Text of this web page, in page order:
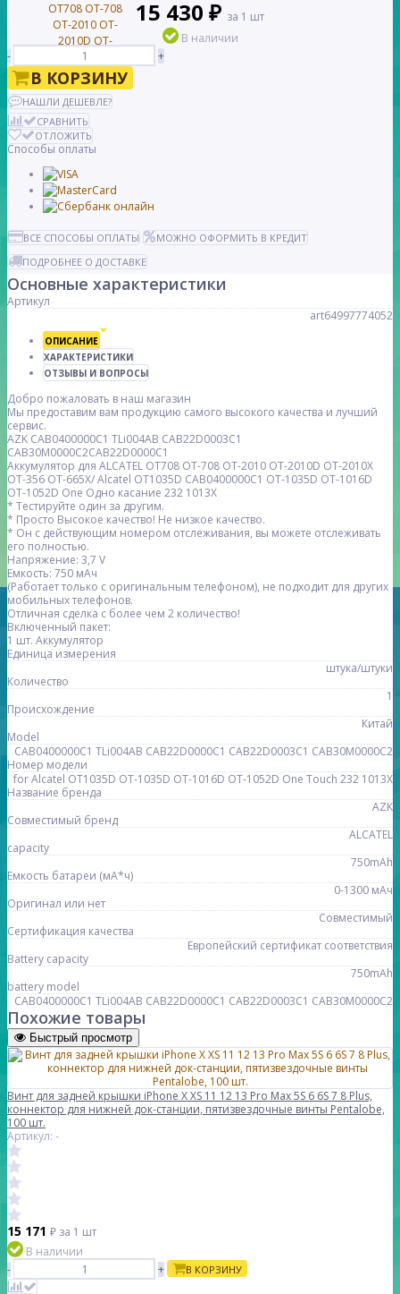
15 430 ₽ за 1 шт
В наличии
-
+
В КОРЗИНУ
НАШЛИ ДЕШЕВЛЕ?
СРАВНИТЬ
ОТЛОЖИТЬ
Способы оплаты
ВСЕ СПОСОБЫ ОПЛАТЫ
МОЖНО ОФОРМИТЬ В КРЕДИТ
ПОДРОБНЕЕ О ДОСТАВКЕ
Основные характеристики
Артикул
art64997774052
ОПИСАНИЕ
ХАРАКТЕРИСТИКИ
ОТЗЫВЫ И ВОПРОСЫ
Добро пожаловать в наш магазин
Мы предоставим вам продукцию самого высокого качества и лучший
сервис.
AZK CAB0400000C1 TLi004AB CAB22D0003C1
CAB30M0000C2CAB22D0000C1
Аккумулятор для ALCATEL OT708 OT-708 OT-2010 OT-2010D OT-2010X
OT-356 OT-665X/ Alcatel OT1035D CAB0400000C1 OT-1035D OT-1016D
OT-1052D One Одно касание 232 1013X
* Тестируйте один за другим.
* Просто Высокое качество! Не низкое качество.
* Он с действующим номером отслеживания, вы можете отслеживать
его полностью.
Напряжение: 3,7 V
Емкость: 750 мАч
(Работает только с оригинальным телефоном), не подходит для других
мобильных телефонов.
Отличная сделка с более чем 2 количество!
Включенный пакет:
1 шт. Аккумулятор
Единица измерения
штука/штуки
Количество
1
Происхождение
Китай
Model
CAB0400000C1 TLi004AB CAB22D0000C1 CAB22D0003C1 CAB30M0000C2
Номер модели
for Alcatel OT1035D OT-1035D OT-1016D OT-1052D One Touch 232 1013X
Название бренда
AZK
Совместимый бренд
ALCATEL
capacity
750mAh
Емкость батареи (мА*ч)
0-1300 мАч
Оригинал или нет
Совместимый
Сертификация качества
Европейский сертификат соответствия
Battery capacity
750mAh
battery model
CAB0400000C1 TLi004AB CAB22D0000C1 CAB22D0003C1 CAB30M0000C2
Похожие товары
Быстрый просмотр
Винт для задней крышки iPhone X XS 11 12 13 Pro Max 5S 6 6S 7 8 Plus,
коннектор для нижней док-станции, пятизвездочные винты Pentalobe,
100 шт.
Артикул: -
15 171 ₽ за 1 шт
В наличии
-
+ В КОРЗИНУ